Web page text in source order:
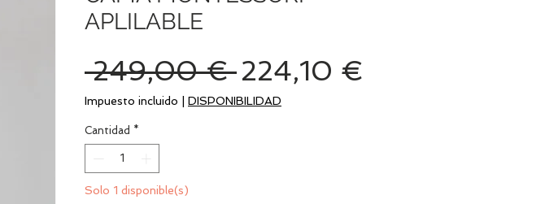
APLILABLE
249,00 € Precio
224,10 €
Impuesto incluido DISPONIBILIDAD
Cantidad *
Solo 1 disponible(s)